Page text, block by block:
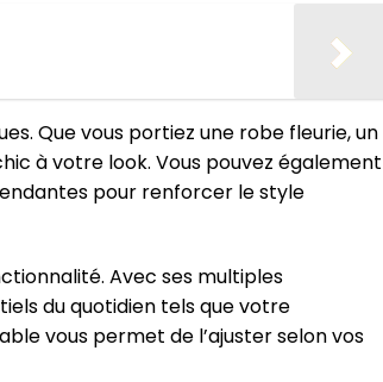
Que vous portiez une robe fleurie, un
à votre look. Vous pouvez également
pour renforcer le style
Avec ses multiples
du quotidien tels que votre
vous permet de l’ajuster selon vos